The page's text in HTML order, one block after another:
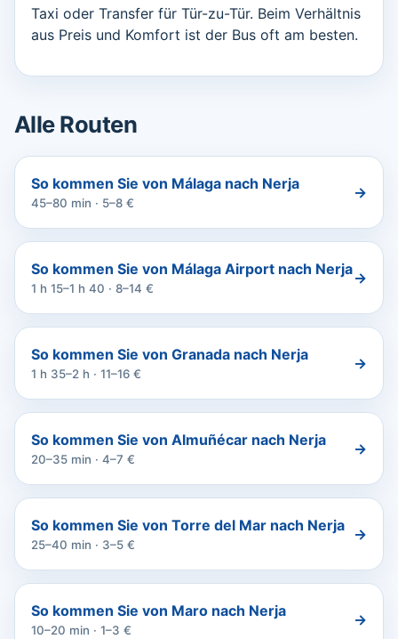
Taxi oder Transfer für Tür-zu-Tür. Beim Verhältnis
aus Preis und Komfort ist der Bus oft am besten.
Alle Routen
So kommen Sie von Málaga nach Nerja
45–80 min · 5–8 €
→
So kommen Sie von Málaga Airport nach Nerja
1 h 15–1 h 40 · 8–14 €
→
So kommen Sie von Granada nach Nerja
1 h 35–2 h · 11–16 €
→
So kommen Sie von Almuñécar nach Nerja
20–35 min · 4–7 €
→
So kommen Sie von Torre del Mar nach Nerja
25–40 min · 3–5 €
→
So kommen Sie von Maro nach Nerja
10–20 min · 1–3 €
→